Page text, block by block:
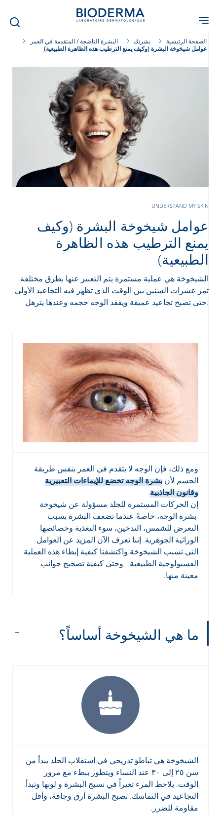
content
Arabic
الصفحة الرئيسية بشرتك
البشرة الناضجة / المتقدمة في العمر
عوامل شيخوخة البشرة (وكيف يمنع الترطيب هذه الظاهرة الطبيعية)
UNDERSTAND MY SKIN
عوامل شيخوخة البشرة (وكيف
يمنع الترطيب هذه الظاهرة
الطبيعية)
الشيخوخة هي عملية مستمرة يتم التعبير عنها بطرق مختلفة.
تمر عشرات السنين بين الوقت الذي تظهر فيه التجاعيد الأولى
حتى تصبح تجاعيد عميقة ويفقد الوجه حجمه وعندها يترهل.
ومع ذلك، فإن الوجه لا يتقدم في العمر بنفس طريقة
الجسم لأن بشرة الوجه تخضع للإيماءات التعبيرية
وقانون الجاذبية.
إن الحركات المستمرة للجلد مسؤولة عن شيخوخة
بشرة الوجه، خاصةً عندما تضعف البشرة بسبب
التعرض للشمس، التدخين، سوء التغذية وخصائصها
الوراثية الجوهرية. إننا نعرف الآن المزيد عن العوامل
التي تسبب الشيخوخة واكتشفنا كيفية إبطاء هذه العملية
الفسيولوجية الطبيعية - وحتى كيفية تصحيح جوانب
معينة منها.
ما هي الشيخوخة أساساً؟
الشيخوخة هي تباطؤ تدريجي في استقلاب الجلد يبدأ من
سن ٢٥ إلى ٣٠ عند النساء ويتطور ببطء مع مرور
الوقت. يلاحظ المرء تغيراً في نسيج البشرة و لونها وتبدأ
التجاعيد في التماسك. تصبح البشرة أرق وجافة، وأقل
مقاومة للضرر.